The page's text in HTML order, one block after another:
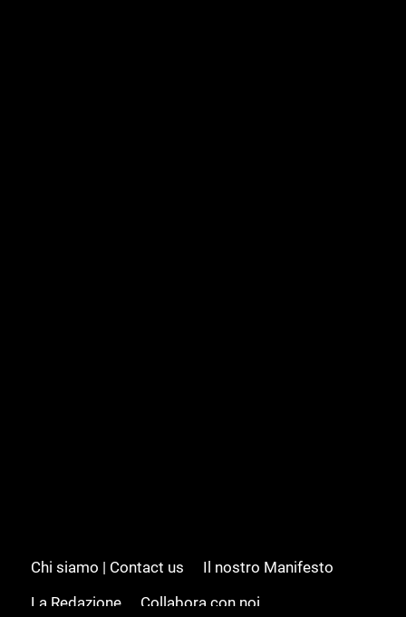
Chi siamo | Contact us
Il nostro Manifesto
La Redazione
Collabora con noi